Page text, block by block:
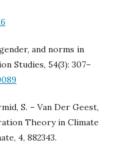
and norms in
Studies, 54(3): 307–
S. – Van Der Geest,
Theory in Climate
4, 882343.